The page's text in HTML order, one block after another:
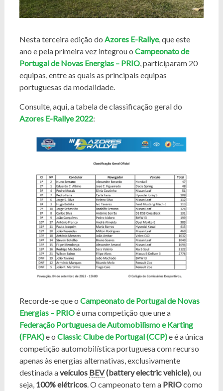
Nesta terceira edição do Azores E-Rallye, que este
ano e pela primeira vez integrou o Campeonato de
Portugal de Novas Energias – PRIO, participaram 20
equipas, entre as quais as principais equipas
portuguesas da modalidade.
Consulte, aqui, a tabela de classificação geral do
Azores E-Rallye 2022:
Recorde-se que o Campeonato de Portugal de Novas
Energias – PRIOé uma competição que une a
Federação Portuguesa de Automobilismo e Karting
(FPAK)e o Classic Clube de Portugal (CCP)e é a única
competição automobilística portuguesa com recurso
apenas às energias alternativas, exclusivamente
destinada aveículos BEV(battery electric vehicle), ou
seja, 100% elétricos. O campeonato tem a PRIOcomo